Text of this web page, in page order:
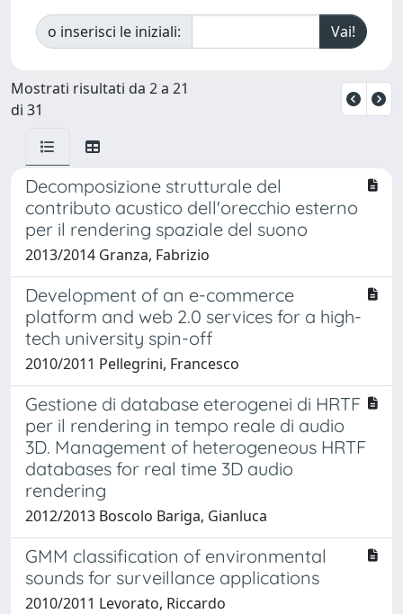
o inserisci le iniziali:
Mostrati risultati da 2 a 21
di 31
Decomposizione strutturale del
contributo acustico dell'orecchio esterno
per il rendering spaziale del suono
2013/2014 Granza, Fabrizio
Development of an e-commerce
platform and web 2.0 services for a high-
tech university spin-off
2010/2011 Pellegrini, Francesco
Gestione di database eterogenei di HRTF
per il rendering in tempo reale di audio
3D. Management of heterogeneous HRTF
databases for real time 3D audio
rendering
2012/2013 Boscolo Bariga, Gianluca
GMM classification of environmental
sounds for surveillance applications
2010/2011 Levorato, Riccardo